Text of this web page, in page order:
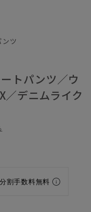
ツ
トパンツ／ウ
／デニムライク
割手数料無料